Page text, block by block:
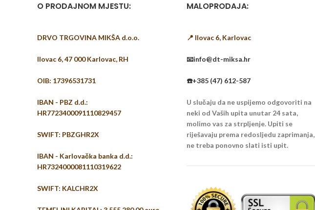
O PRODAJNOM MJESTU:
DRVO TRGOVINA MIKŠA d.o.o.
Ilovac 6, 47 000 Karlovac, RH
OIB: 17396531731
IBAN - PBZ d.d.:
HR7723400091110829457
SWIFT: PBZGHR2X
IBAN - Karlovačka banka d.d.:
HR7324000081110319622
SWIFT: KALCHR2X
MALOPRODAJA:
📍 Ilovac 6, Karlovac
📧info@dt-miksa.hr
☎️+385 (47) 612-587
U slučaju da ne uspijemo odgovoriti na
neki od Vaših upita unutar 24 sata,
molimo vas za strpljenje. Upiti se
riješavaju prema redosljedu zaprimanja,
ne treba ponovno slati isti upit.